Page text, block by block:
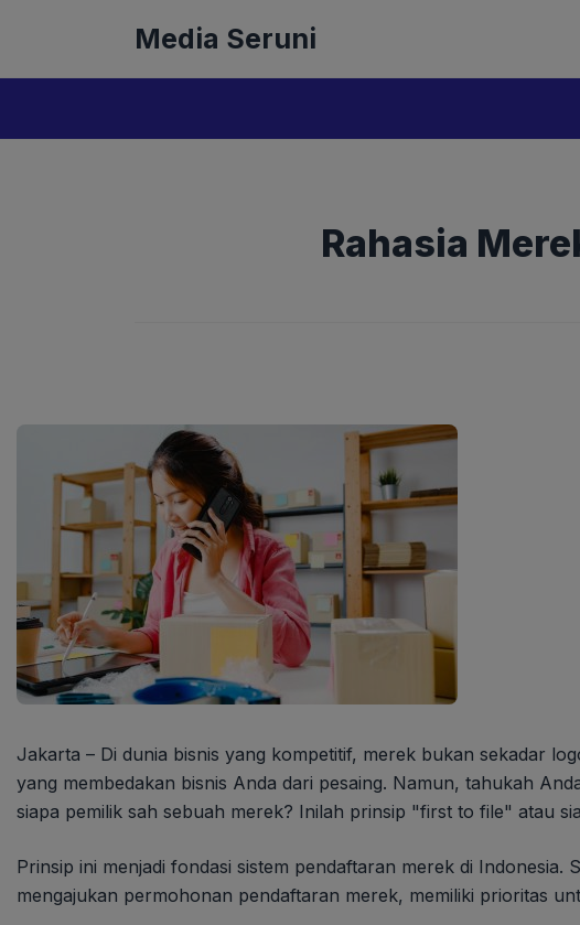
Media Seruni
Rahasia
Jakarta – Di dunia bisnis yang kompetitif, merek bukan sekadar
yang membedakan bisnis Anda dari pesaing. Namun, tahukah
siapa pemilik sah sebuah merek? Inilah prinsip "first to file" atau
Prinsip ini menjadi fondasi sistem pendaftaran merek di Indonesia.
mengajukan permohonan pendaftaran merek, memiliki prioritas